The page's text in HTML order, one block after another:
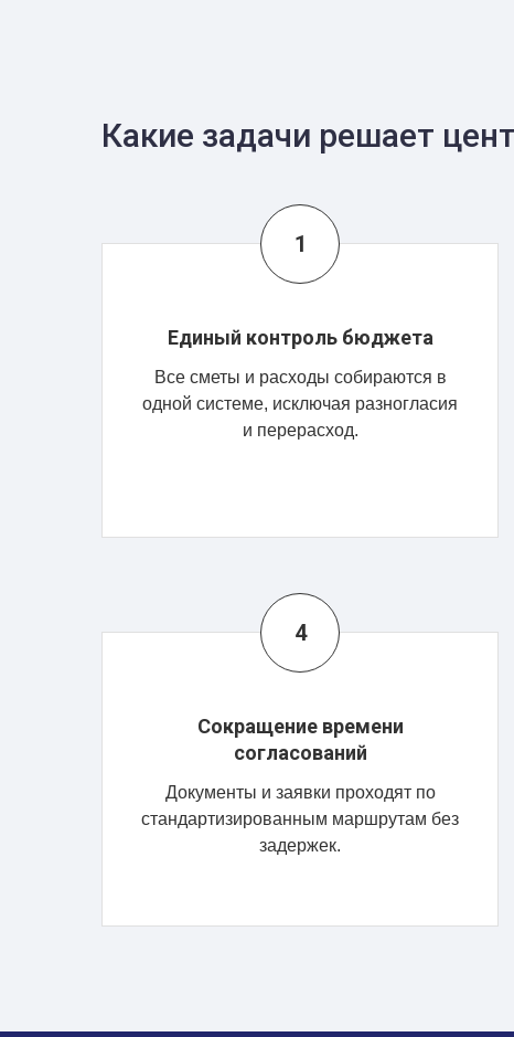
Какие задачи решает
Единый контроль бюджета
Все сметы и расходы собираются в
одной системе, исключая разногласия
и перерасход.
Сокращение времени
согласований
Документы и заявки проходят по
стандартизированным маршрутам без
задержек.